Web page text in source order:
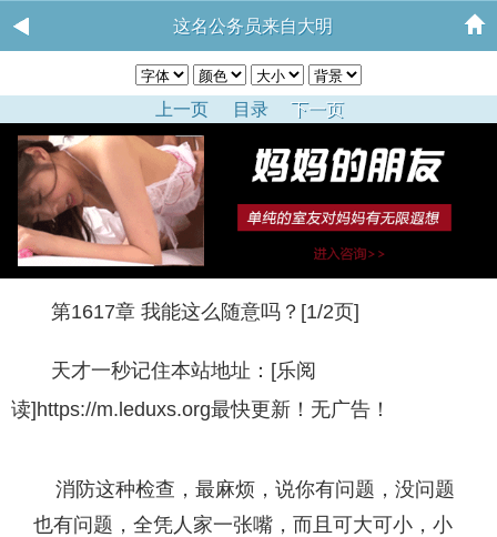
这名公务员来自大明
上一页 目录 下一页
第1617章 我能这么随意吗？[1/2页]
天才一秒记住本站地址：[乐阅
读]https://m.leduxs.org最快更新！无广告！
消防这种检查，最麻烦，说你有问题，没问题
也有问题，全凭人家一张嘴，而且可大可小，小